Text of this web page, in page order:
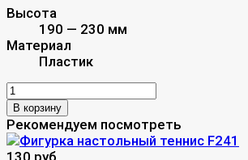
Высота
190 — 230 мм
Материал
Пластик
В корзину
Рекомендуем посмотреть
130 руб.